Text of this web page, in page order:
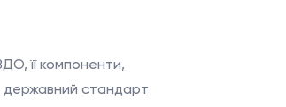
її компоненти,
державний стандарт